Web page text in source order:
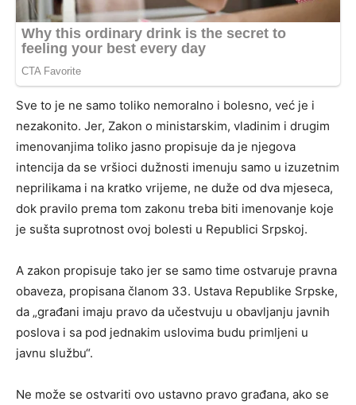
Sve to je ne samo toliko nemoralno i bolesno, već je i
nezakonito. Jer, Zakon o ministarskim, vladinim i drugim
imenovanjima toliko jasno propisuje da je njegova
intencija da se vršioci dužnosti imenuju samo u izuzetnim
neprilikama i na kratko vrijeme, ne duže od dva mjeseca,
dok pravilo prema tom zakonu treba biti imenovanje koje
je sušta suprotnost ovoj bolesti u Republici Srpskoj.
A zakon propisuje tako jer se samo time ostvaruje pravna
obaveza, propisana članom 33. Ustava Republike Srpske,
da „građani imaju pravo da učestvuju u obavljanju javnih
poslova i sa pod jednakim uslovima budu primljeni u
javnu službu“.
Ne može se ostvariti ovo ustavno pravo građana, ako se